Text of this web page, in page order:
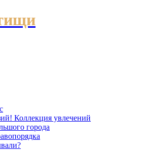
Коллекция увлечений
города